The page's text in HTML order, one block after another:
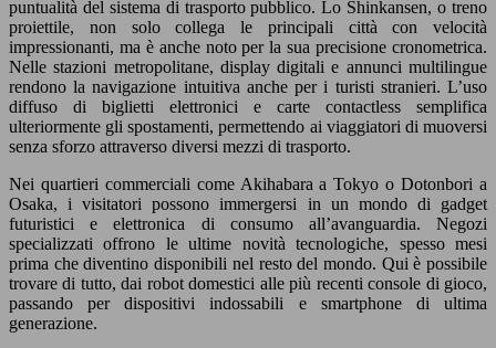
puntualità del sistema di trasporto pubblico. Lo Shinkansen, o treno
proiettile, non solo collega le principali città con velocità
impressionanti, ma è anche noto per la sua precisione cronometrica.
Nelle stazioni metropolitane, display digitali e annunci multilingue
rendono la navigazione intuitiva anche per i turisti stranieri. L’uso
diffuso di biglietti elettronici e carte contactless semplifica
ulteriormente gli spostamenti, permettendo ai viaggiatori di muoversi
senza sforzo attraverso diversi mezzi di trasporto.
Nei quartieri commerciali come Akihabara a Tokyo o Dotonbori a
Osaka, i visitatori possono immergersi in un mondo di gadget
futuristici e elettronica di consumo all’avanguardia. Negozi
specializzati offrono le ultime novità tecnologiche, spesso mesi
prima che diventino disponibili nel resto del mondo. Qui è possibile
trovare di tutto, dai robot domestici alle più recenti console di gioco,
passando per dispositivi indossabili e smartphone di ultima
generazione.